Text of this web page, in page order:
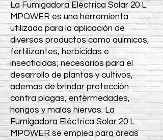
La Fumigadora Eléctrica Solar 20 L
MPOWER es una herramienta
utilizada para la aplicación de
diversos productos como químicos,
fertilizantes, herbicidas e
insecticidas; necesarios para el
desarrollo de plantas y cultivos,
ademas de brindar protección
contra plagas, enfermedades,
hongos y malas hiervas. La
Fumigadora Eléctrica Solar 20 L
MPOWER se emplea para áreas